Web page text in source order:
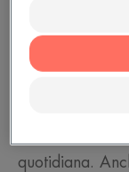
Ogni paziente
quotidiana.